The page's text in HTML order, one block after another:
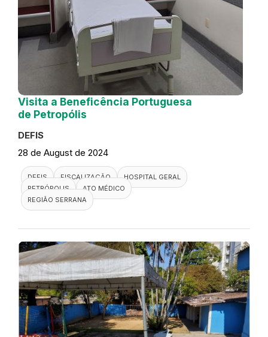
Visita a Beneficência Portuguesa
de Petropólis
DEFIS
28 de August de 2024
DEFIS FISCALIZAÇÃO
HOSPITAL GERAL
PETRÓPOLIS
ATO MÉDICO
REGIÃO SERRANA